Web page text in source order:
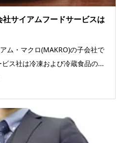
サイアムフードサービスは
ム・マクロ(MAKRO)の子会社で
ス社は冷凍および冷蔵食品の...